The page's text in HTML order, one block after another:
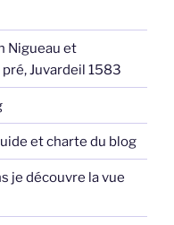
Nigueau et
Juvardeil 1583
et charte du blog
je découvre la vue